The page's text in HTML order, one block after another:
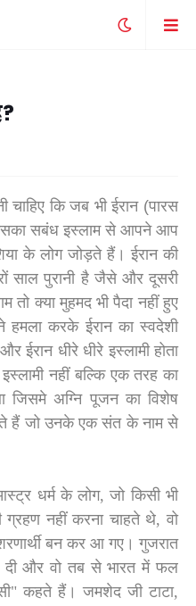
कि जब भी ईरान (पारस
इसका सबंध इस्लाम से आपने आप
के लोग जोड़ते हैं ।ईरान की
साल पुरानी है जैसे और दूसरी
तो क्या मुहमद भी पैदा नहीं हुए
हमला करके ईरान का स्वदेशी
ईरान धीरे धीरे इस्लामी होता
नहीं बल्कि एक तरह का
जिसमे अग्नि पूजन का विशेष
हैं जो उनके एक संत के नाम से
धर्म के लोग,जो किसी भी
ग्रहण नहीं करना चाहते थे,वो
बन कर आ गए। गुजरात
दी और वो तब से भारत में फल
कहते हैं। जमशेद जी टाटा,